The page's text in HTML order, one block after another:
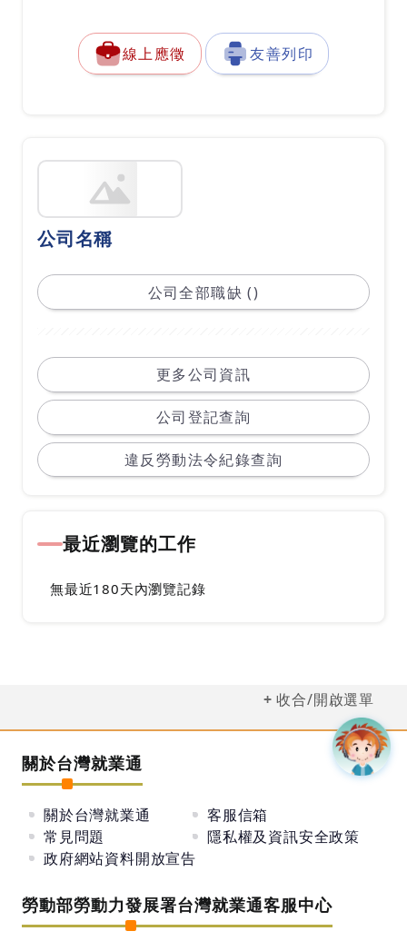
線上應徵 友善列印
公司名稱
公司全部職缺 ()
更多公司資訊
公司登記查詢
違反勞動法令紀錄查詢
最近瀏覽的工作
無最近180天內瀏覽記錄
收合/開啟選單
關於台灣就業通
關於台灣就業通
客服信箱
常見問題
隱私權及資訊安全政策
政府網站資料開放宣告
勞動部勞動力發展署台灣就業通客服中心